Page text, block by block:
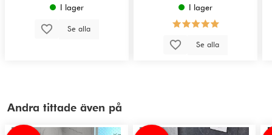
I lager
Se alla
I lager
Se alla
Andra tittade även på